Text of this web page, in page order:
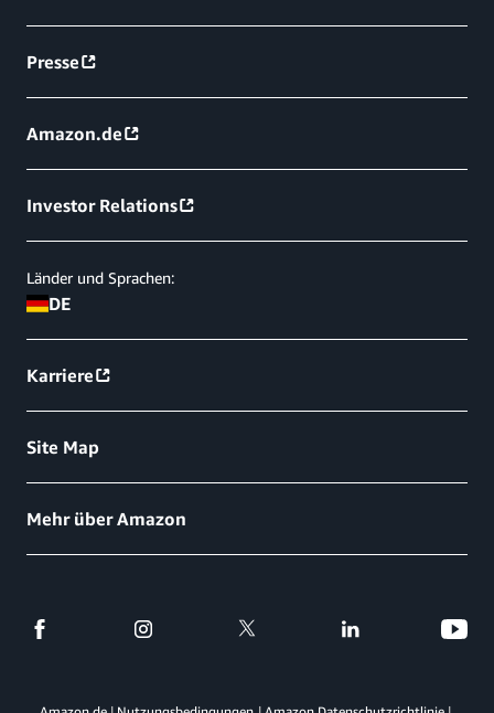
Presse
Amazon.de
Investor Relations
Länder und Sprachen:
DE
Karriere
Site Map
Mehr über Amazon